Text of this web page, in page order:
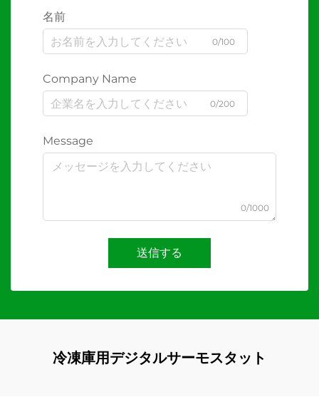
名前
0/100
Company Name
0/200
Message
0/1000
送信する
冷凍庫用デジタルサーモスタット